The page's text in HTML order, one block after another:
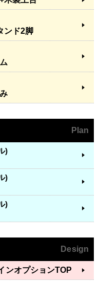
ンド2脚
Plan
)
)
)
Design
ンオプションTOP